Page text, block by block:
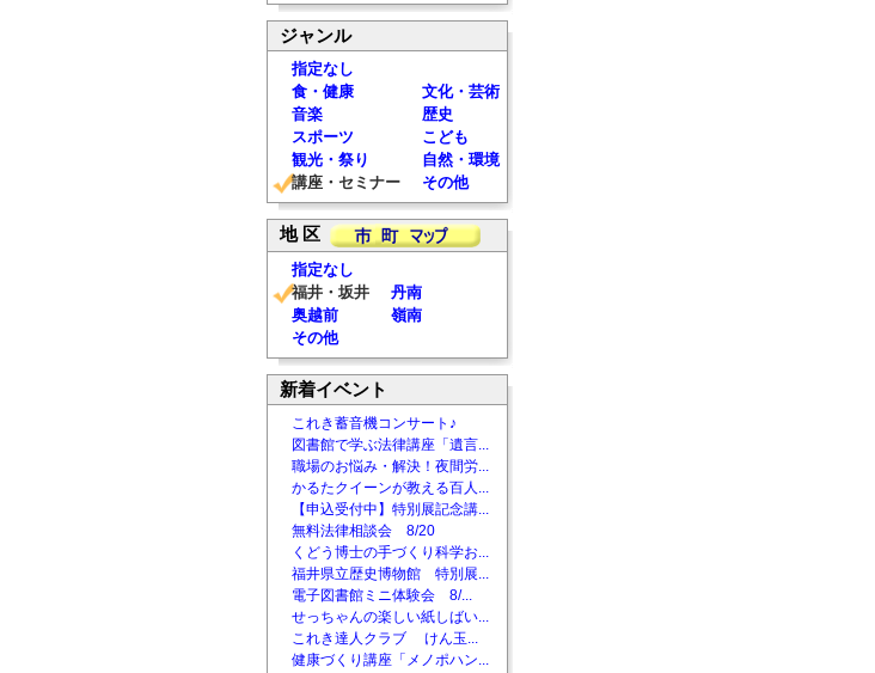
ジャンル
指定なし
食・健康
文化・芸術
音楽
歴史
スポーツ
こども
観光・祭り
自然・環境
講座・セミナー
その他
地 区
指定なし
福井・坂井
丹南
奥越前
嶺南
その他
新着イベント
これき蓄音機コンサート♪
図書館で学ぶ法律講座「遺言...
職場のお悩み・解決！夜間労...
かるたクイーンが教える百人...
【申込受付中】特別展記念講...
無料法律相談会 8/20
くどう博士の手づくり科学お...
福井県立歴史博物館 特別展...
電子図書館ミニ体験会 8/...
せっちゃんの楽しい紙しばい...
これき達人クラブ けん玉...
健康づくり講座「メノポハン...